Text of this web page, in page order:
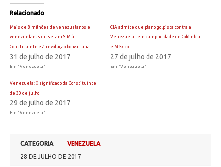
Relacionado
Mais de 8 milhões de venezuelanos e
venezuelanas disseram SIM à
Constituinte e à revolução bolivariana
31 de julho de 2017
Em "Venezuela"
CIA admite que plano golpista contra a
Venezuela tem cumplicidade de Colômbia
e México
27 de julho de 2017
Em "Venezuela"
Venezuela: O significado da Constituinte
de 30 de julho
29 de julho de 2017
Em "Venezuela"
CATEGORIA
VENEZUELA
28 DE JULHO DE 2017